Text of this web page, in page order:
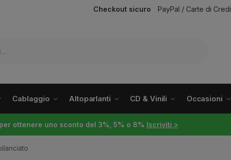
Checkout sicuro PayPal / Carte di
Cablaggio Altoparlanti CD & Vinili Occasioni
ottenere uno sconto del 3%, 5% o 8% Iscriviti >